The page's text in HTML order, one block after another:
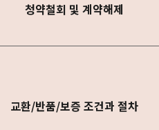
청약철회 및 계약해제
교환/반품/보증 조건과 절차